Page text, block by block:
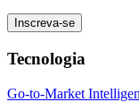
Tecnologia
Go-to-Market